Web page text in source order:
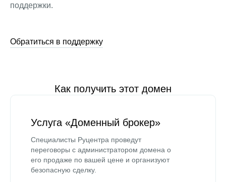
поддержки.
Обратиться в поддержку
Как получить этот домен
Услуга «Доменный брокер»
Специалисты Руцентра проведут
переговоры с администратором домена о
его продаже по вашей цене и организуют
безопасную сделку.